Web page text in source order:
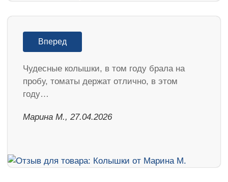
Вперед
Чудесные колышки, в том году брала на
пробу, томаты держат отлично, в этом
году…
Марина М., 27.04.2026